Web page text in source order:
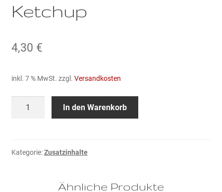
Ketchup
4,30 €
inkl. 7 % MwSt. zzgl. Versandkosten
Feinschmecker
In den Warenkorb
Kategorie:Zusatzinhalte
Ähnliche Produkte